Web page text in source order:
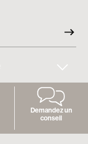
Demandez un
conseil